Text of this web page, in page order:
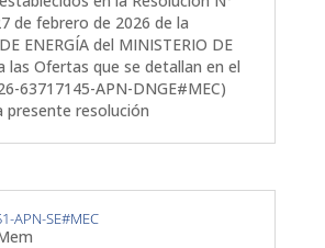
de febrero de 2026 de la
ENERGÍA del MINISTERIO DE
las Ofertas que se detallan en el
63717145-APN-DNGE#MEC)
presente resolución
APN-SE#MEC